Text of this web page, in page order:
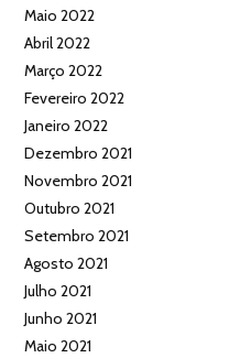
Maio 2022
Abril 2022
Março 2022
Fevereiro 2022
Janeiro 2022
Dezembro 2021
Novembro 2021
Outubro 2021
Setembro 2021
Agosto 2021
Julho 2021
Junho 2021
Maio 2021